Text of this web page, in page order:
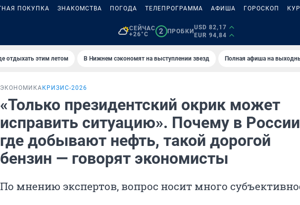
ПОКУПКА ЗНАКОМСТВА ПОГОДА ТЕЛЕПРОГРАММА АФИША ГОРОСКОП
СЕЙЧАС
+26°C
2 ПРОБКИ
USD 82,17
EUR 94,84
отдыхать этим летом В Нижнем сэкономят на выступлении звезд Полная афиша на
ЭКОНОМИКА КРИЗИС-2026
«Только президентский окрик может
исправить ситуацию». Почему в
где добывают нефть, такой дорогой
бензин — говорят экономисты
По мнению экспертов, вопрос носит много